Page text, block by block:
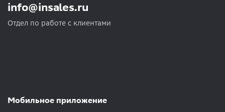
info@insales.ru
Отдел по работе с клиентами
Мобильное приложение